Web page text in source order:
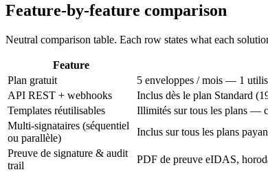
Feature-by-feature comparison
Neutral comparison table. Each row states what each
Feature
Plan gratuit
5 enveloppes / mois — 1
API REST + webhooks
Inclus dès le plan Standard
Templates réutilisables
Illimités sur tous les plans —
Multi-signataires (séquentiel
ou parallèle)
Inclus sur tous les plans
Preuve de signature & audit
trail
PDF de preuve eIDAS,